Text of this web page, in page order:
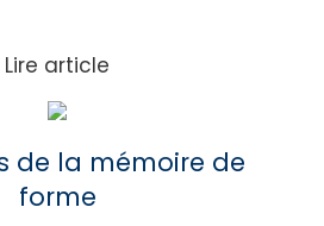
Lire article
de la mémoire de
forme
Lire
l'article